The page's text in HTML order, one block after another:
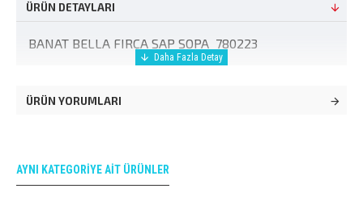
ÜRÜN DETAYLARI
BANAT BELLA FIRÇA SAP SOPA 780223
ÜRÜN YORUMLARI
AYNI KATEGORIYE AIT ÜRÜNLER